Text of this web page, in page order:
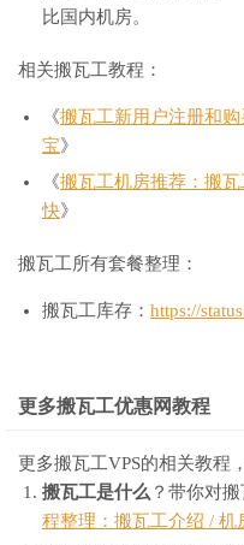
比国内机房。
相关搬瓦工教程：
《搬瓦工新用户注册和
宝》
《搬瓦工机房推荐：搬
快》
搬瓦工所有套餐整理：
搬瓦工库存： https://
更多搬瓦工优惠网教程
更多搬瓦工VPS的相关教程
搬瓦工是什么 ？带你对
程整理：搬瓦工介绍 / 机